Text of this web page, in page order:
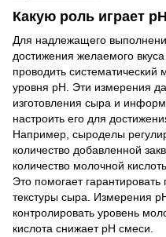
Какую роль играет
Для надлежащего
достижения желаемого
проводить систематический
уровня рН. Эти измерения
изготовления сыра и
настроить его для
Например, сыроделы
количество добавленной
количество молочной
Это помогает
текстуры сыра. Измерения
контролировать уровень
кислота снижает рН смеси.